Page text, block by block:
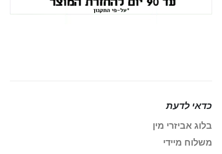
כדאי לדעת
בלוג אביזרי מין
משלוח מיידי